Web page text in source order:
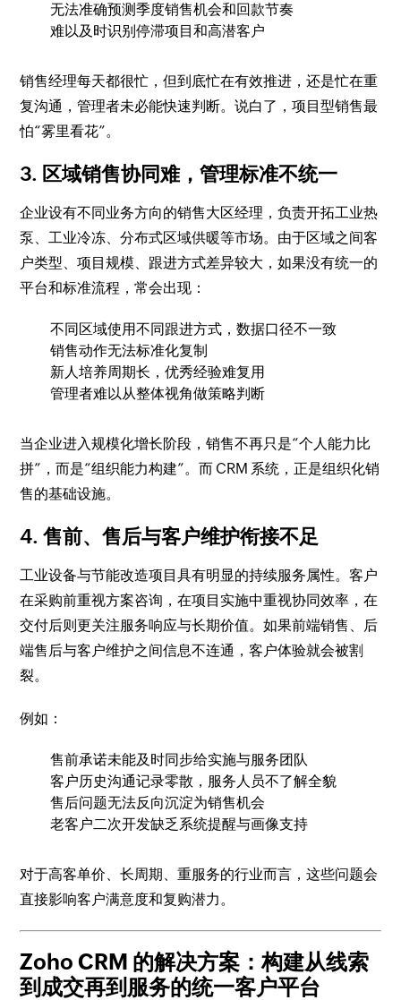
无法准确预测季度销售机会和回款节奏
难以及时识别停滞项目和高潜客户
销售经理每天都很忙，但到底忙在有效推进，还是忙在重
复沟通，管理者未必能快速判断。说白了，项目型销售最
怕“雾里看花”。
3. 区域销售协同难，管理标准不统一
企业设有不同业务方向的销售大区经理，负责开拓工业热
泵、工业冷冻、分布式区域供暖等市场。由于区域之间客
户类型、项目规模、跟进方式差异较大，如果没有统一的
平台和标准流程，常会出现：
不同区域使用不同跟进方式，数据口径不一致
销售动作无法标准化复制
新人培养周期长，优秀经验难复用
管理者难以从整体视角做策略判断
当企业进入规模化增长阶段，销售不再只是“个人能力比
拼”，而是“组织能力构建”。而 CRM 系统，正是组织化销
售的基础设施。
4. 售前、售后与客户维护衔接不足
工业设备与节能改造项目具有明显的持续服务属性。客户
在采购前重视方案咨询，在项目实施中重视协同效率，在
交付后则更关注服务响应与长期价值。如果前端销售、后
端售后与客户维护之间信息不连通，客户体验就会被割
裂。
例如：
售前承诺未能及时同步给实施与服务团队
客户历史沟通记录零散，服务人员不了解全貌
售后问题无法反向沉淀为销售机会
老客户二次开发缺乏系统提醒与画像支持
对于高客单价、长周期、重服务的行业而言，这些问题会
直接影响客户满意度和复购潜力。
Zoho CRM 的解决方案：构建从线索
到成交再到服务的统一客户平台